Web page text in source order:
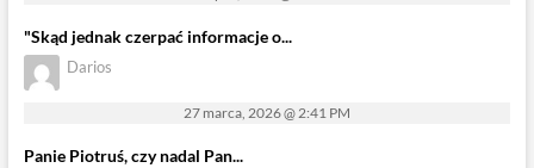
"Skąd jednak czerpać informacje o...
Darios
27 marca, 2026 @ 2:41 PM
Panie Piotruś, czy nadal Pan...